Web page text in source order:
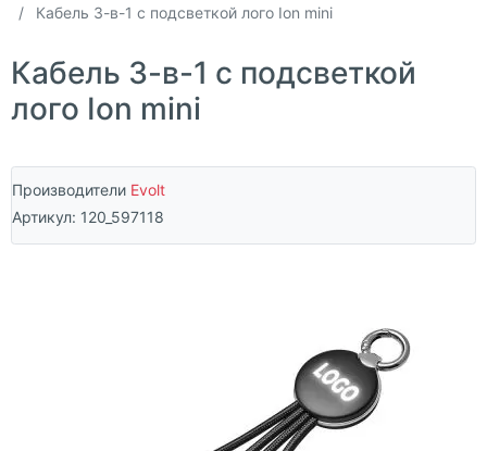
Кабель 3-в-1 с подсветкой лого Ion mini
Кабель 3-в-1 с подсветкой
лого Ion mini
Производители Evolt
Артикул: 120_597118